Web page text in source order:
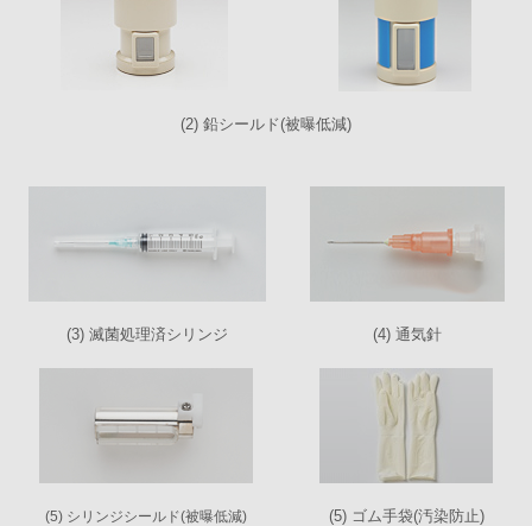
(2) 鉛シールド(被曝低減)
(3) 滅菌処理済シリンジ (4) 通気針
(5) シリンジシールド(被曝低減) (5) ゴム手袋(汚染防止)